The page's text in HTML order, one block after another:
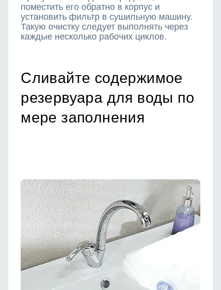
поместить его обратно в корпус и
установить фильтр в сушильную машину.
Такую очистку следует выполнять через
каждые несколько рабочих циклов.
Сливайте содержимое
резервуара для воды по
мере заполнения